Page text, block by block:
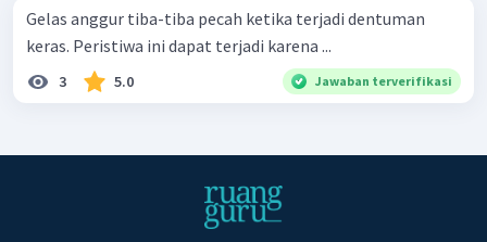
Gelas anggur tiba-tiba pecah ketika terjadi dentuman
keras. Peristiwa ini dapat terjadi karena ...
3 5.0 Jawaban terverifikasi